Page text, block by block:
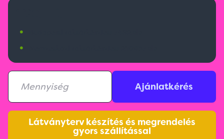
•
•
Ajánlatkérés
Látványterv készítés és megrendelés
gyors szállítással